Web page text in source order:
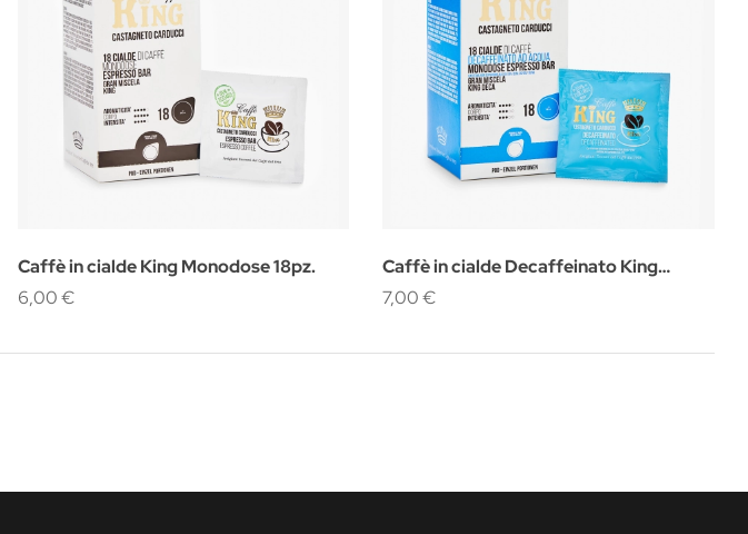
Caffè in cialde King Monodose 18pz.
6,00 €
Caffè in cialde Decaffeinato King
Monodose 18pz.
7,00 €